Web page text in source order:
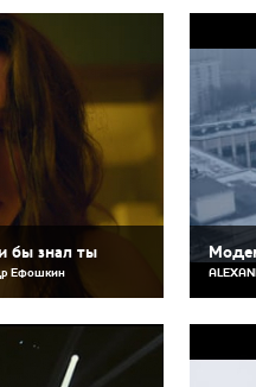
бы знал ты
Ефошкин